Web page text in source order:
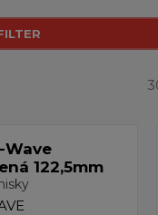
Wave
122,5mm